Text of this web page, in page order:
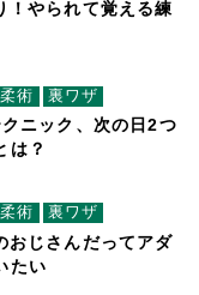
！やられて覚える練
術 裏ワザ
ニック、次の日2つ
は？
術 裏ワザ
おじさんだってアダ
たい